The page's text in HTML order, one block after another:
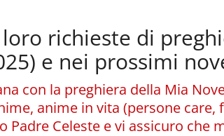
richieste di
e nei prossimi
con la preghiera della Mia
anime in vita (persone
Celeste e vi assicuro che